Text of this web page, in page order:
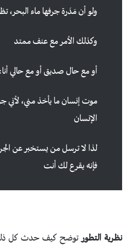
ولو أن مَدَرة جرفها ماء البحر،
وكذلك الأمر مع عنف ممتد
أو مع حال صديق أو مع حالي أنا:
موت إنسان ما يأخذ مني، لأني
الإنسان
لذا لا ترسل من يستخبر عن
فإنه يقرع لك أنت
نظرية التطورتوضح كيف حدث كل ذلك